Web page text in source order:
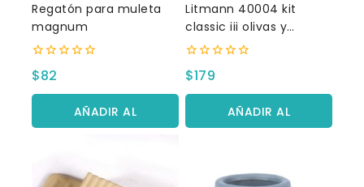
Regatón para muleta
magnum
0
fuera
de
$82
AÑADIR AL
CARRITO
Litmann 40004 kit
classic iii olivas y
diafragma
0
fuera
de
$179
AÑADIR AL
CARRITO